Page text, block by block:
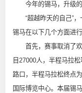
今年的锡马，升级的
“超越昨天的自己”，
锡马在以下几个方面进行
首先，赛事取消了欢
目27000人，半程马拉
路口，半程马拉松终点
国际博览中心。本届锡